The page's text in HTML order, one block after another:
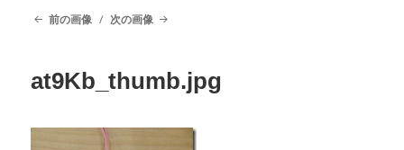
前の画像 次の画像
at9Kb_thumb.jpg